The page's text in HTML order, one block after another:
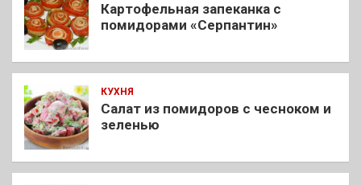
Картофельная запеканка с
помидорами «Серпантин»
КУХНЯ
Салат из помидоров с чесноком и
зеленью